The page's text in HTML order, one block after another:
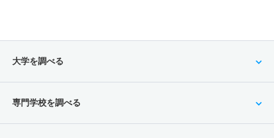
大学を調べる
専門学校を調べる